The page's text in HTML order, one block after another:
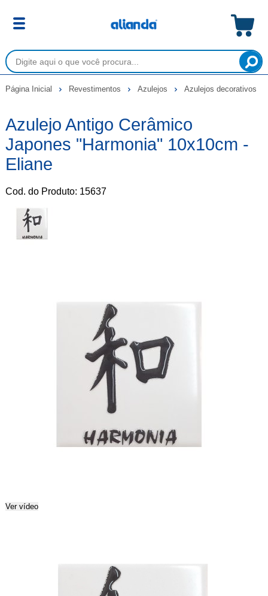
Página Inicial Revestimentos Azulejos Azulejos decorativos
Azulejo Antigo Cerâmico
Japones "Harmonia" 10x10cm -
Eliane
Cod. do Produto: 15637
Ver vídeo